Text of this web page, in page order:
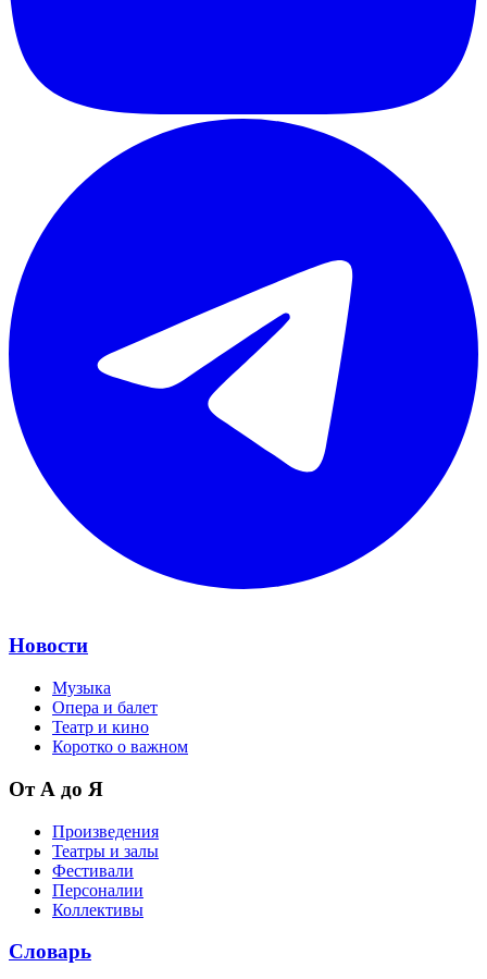
Новости
Музыка
Опера и балет
Театр и кино
Коротко о важном
От А до Я
Произведения
Театры и залы
Фестивали
Персоналии
Коллективы
Словарь